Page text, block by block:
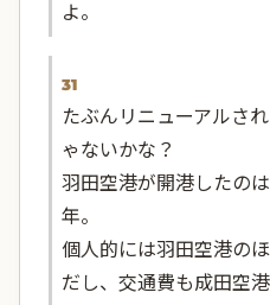
よ。
31
たぶんリニューアルさ
ゃないかな？
羽田空港が開港したの
年。
個人的には羽田空港の
だし、交通費も成田空港